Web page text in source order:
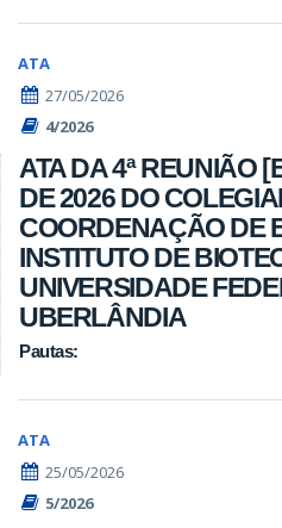
ATA
27/05/2026
4/2026
ATA DA 4ª REUNIÃO
DE 2026 DO
COORDENAÇÃO DE
INSTITUTO DE
UNIVERSIDADE
UBERLÂNDIA
Pautas:
ATA
25/05/2026
5/2026